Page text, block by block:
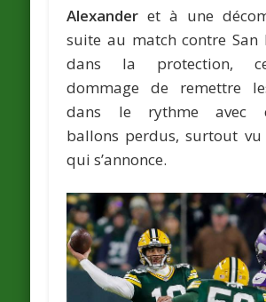
Alexander et à une
suite au match contre San
dans la protection,
dommage de remettre
dans le rythme avec
ballons perdus, surtout
qui s’annonce.